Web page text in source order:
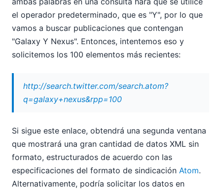
el operador predeterminado, que es "Y", por lo que
vamos a buscar publicaciones que contengan
"Galaxy Y Nexus". Entonces, intentemos eso y
solicitemos los 100 elementos más recientes:
http://search.twitter.com/search.atom?
q=galaxy+nexus&rpp=100
Si sigue este enlace, obtendrá una segunda ventana
que mostrará una gran cantidad de datos XML sin
formato, estructurados de acuerdo con las
especificaciones del formato de sindicación Atom.
Alternativamente, podría solicitar los datos en